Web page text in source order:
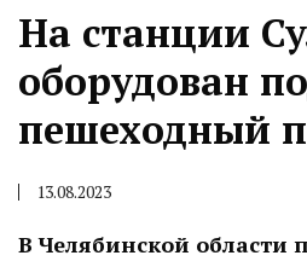
На станции
оборудован
пешеходный
13.08.2023
В Челябинской области